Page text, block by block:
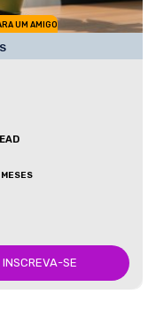
UM AMIGO
INSCREVA-SE